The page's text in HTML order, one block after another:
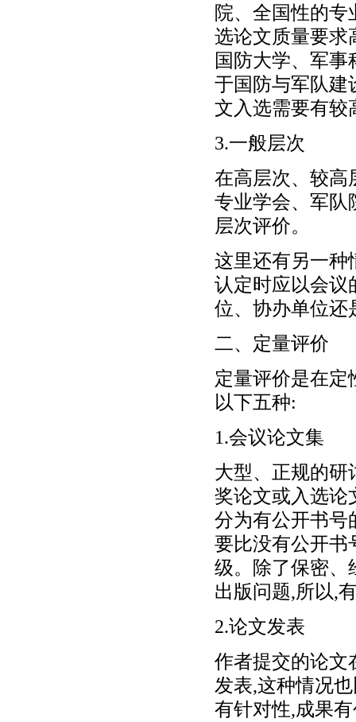
院、全国性的
选论文质量要求
国防大学、军
于国防与军队建
文入选需要有较
3.一般层次
在高层次、较高
专业学会、军队
层次评价。
这里还有另一种
认定时应以会议
位、协办单位还
二、定量评价
定量评价是在定
以下五种:
1.会议论文集
大型、正规的研
奖论文或入选论
分为有公开书号
要比没有公开书
级。除了保密、
出版问题,所以,
2.论文发表
作者提交的论文
发表,这种情况
有针对性,成果